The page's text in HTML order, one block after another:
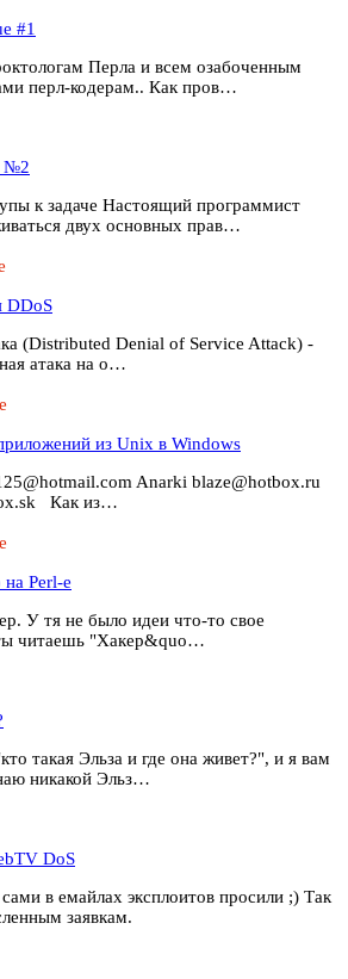
#1
Перла и всем озабоченным
перл-кодерам.. Как пров…
№2
к задаче Настоящий программист
двух основных прав…
DDoS
(Distributed Denial of Service Attack) -
атака на о…
из Unix в Windows
Anarki blaze@hotbox.ru
Как из…
Perl-е
У тя не было идеи что-то свое
читаешь "Хакер&quo…
такая Эльза и где она живет?", и я вам
никакой Эльз…
DoS
в емайлах эксплоитов просили ;) Так
заявкам.